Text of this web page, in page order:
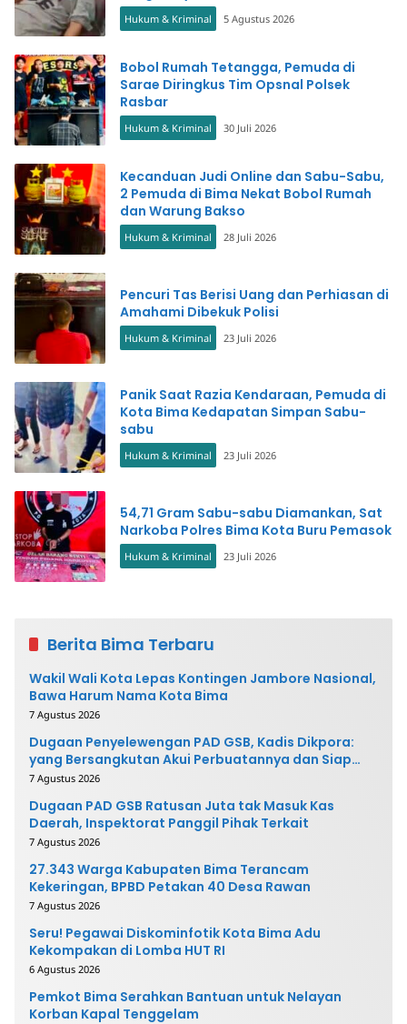
Hukum & Kriminal 5 Agustus 2026
Bobol Rumah Tetangga, Pemuda di
Sarae Diringkus Tim Opsnal Polsek
Rasbar
Hukum & Kriminal 30 Juli 2026
Kecanduan Judi Online dan Sabu-Sabu,
2 Pemuda di Bima Nekat Bobol Rumah
dan Warung Bakso
Hukum & Kriminal 28 Juli 2026
Pencuri Tas Berisi Uang dan Perhiasan di
Amahami Dibekuk Polisi
Hukum & Kriminal 23 Juli 2026
Panik Saat Razia Kendaraan, Pemuda di
Kota Bima Kedapatan Simpan Sabu-
sabu
Hukum & Kriminal 23 Juli 2026
54,71 Gram Sabu-sabu Diamankan, Sat
Narkoba Polres Bima Kota Buru Pemasok
Hukum & Kriminal 23 Juli 2026
Berita Bima Terbaru
Wakil Wali Kota Lepas Kontingen Jambore Nasional,
Bawa Harum Nama Kota Bima
7 Agustus 2026
Dugaan Penyelewengan PAD GSB, Kadis Dikpora:
yang Bersangkutan Akui Perbuatannya dan Siap
Mengembalikan Uang
7 Agustus 2026
Dugaan PAD GSB Ratusan Juta tak Masuk Kas
Daerah, Inspektorat Panggil Pihak Terkait
7 Agustus 2026
27.343 Warga Kabupaten Bima Terancam
Kekeringan, BPBD Petakan 40 Desa Rawan
7 Agustus 2026
Seru! Pegawai Diskominfotik Kota Bima Adu
Kekompakan di Lomba HUT RI
6 Agustus 2026
Pemkot Bima Serahkan Bantuan untuk Nelayan
Korban Kapal Tenggelam